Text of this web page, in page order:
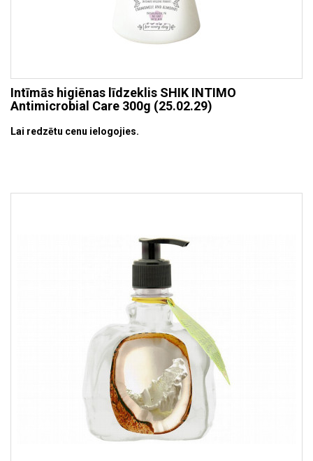
Intīmās higiēnas līdzeklis SHIK INTIMO
Antimicrobial Care 300g (25.02.29)
Lai redzētu cenu ielogojies.